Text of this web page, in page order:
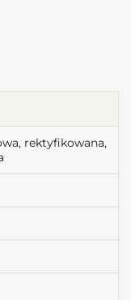
rektyfikowana,